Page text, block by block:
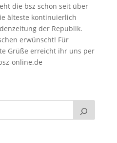
die bsz schon seit über
älteste kontinuierlich
der Republik.
erwünscht! Für
Grüße erreicht ihr uns per
online.de